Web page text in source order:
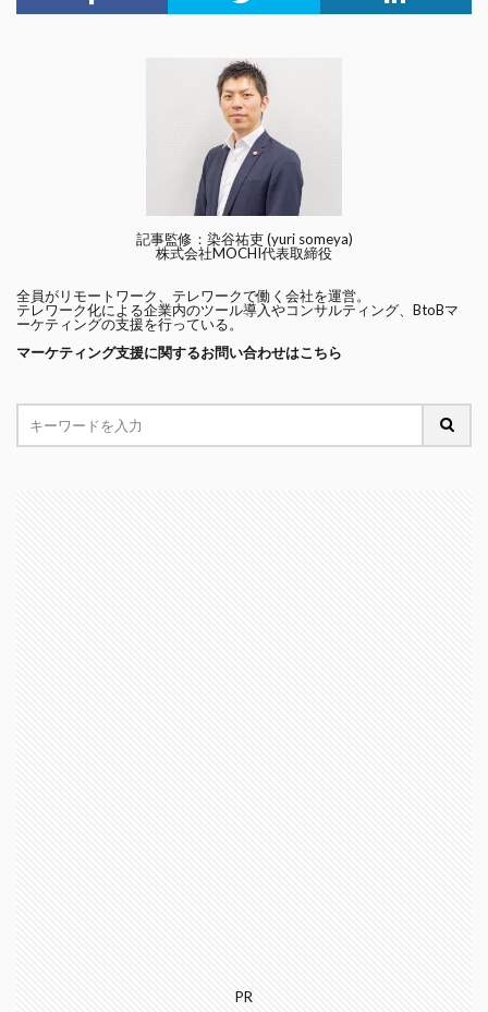
記事監修：染谷祐吏 (yuri someya)
株式会社MOCHI代表取締役
全員がリモートワーク、テレワークで働く会社を運営。
テレワーク化による企業内のツール導入やコンサルティング、BtoBマ
ーケティングの支援を行っている。
マーケティング支援に関するお問い合わせはこちら
PR